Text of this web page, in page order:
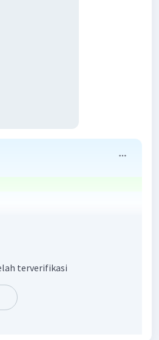
terverifikasi